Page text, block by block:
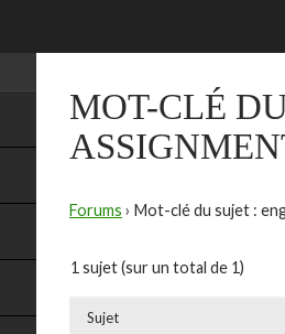
MOT-CLÉ
Forums › Mot-clé du sujet :
1 sujet (sur un total de 1)
Sujet